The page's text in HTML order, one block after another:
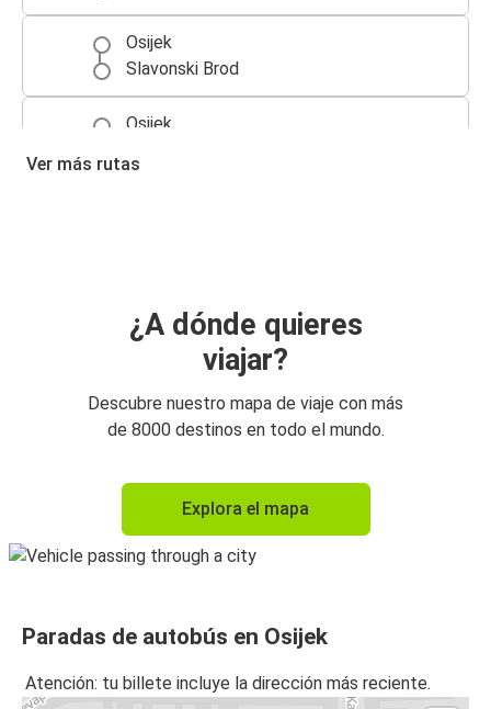
Osijek
Slavonski Brod
Osijek
Belgrado
Osijek
Budapest
Osijek
Osijek
Osijek
Ver más rutas
¿A dónde quieres
viajar?
Descubre nuestro mapa de viaje con más
de 8000 destinos en todo el mundo.
Explora el mapa
Paradas de autobús en Osijek
Atención: tu billete incluye la dirección más reciente.